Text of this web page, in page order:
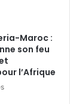
Maroc :
son feu
l’Afrique